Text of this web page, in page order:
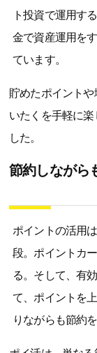
ト投資で運用す
金で資産運用を
ています。
貯めたポイント
いたくを手軽に
した。
節約しながら
ポイントの活用
段。ポイントカ
る。そして、有
て、ポイントを
りながらも節約